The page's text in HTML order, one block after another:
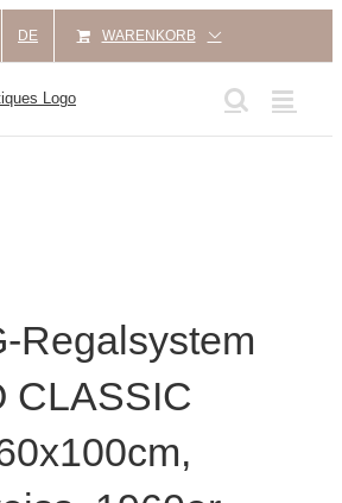
DE WARENKORB
Regalsystem
CLASSIC